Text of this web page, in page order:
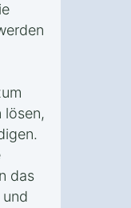
lösen,
das